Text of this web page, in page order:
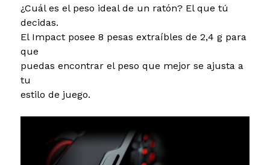
¿Cuál es el peso ideal de un ratón? El que tú
decidas.
El Impact posee 8 pesas extraíbles de 2,4 g para
que
puedas encontrar el peso que mejor se ajusta a
tu
estilo de juego.